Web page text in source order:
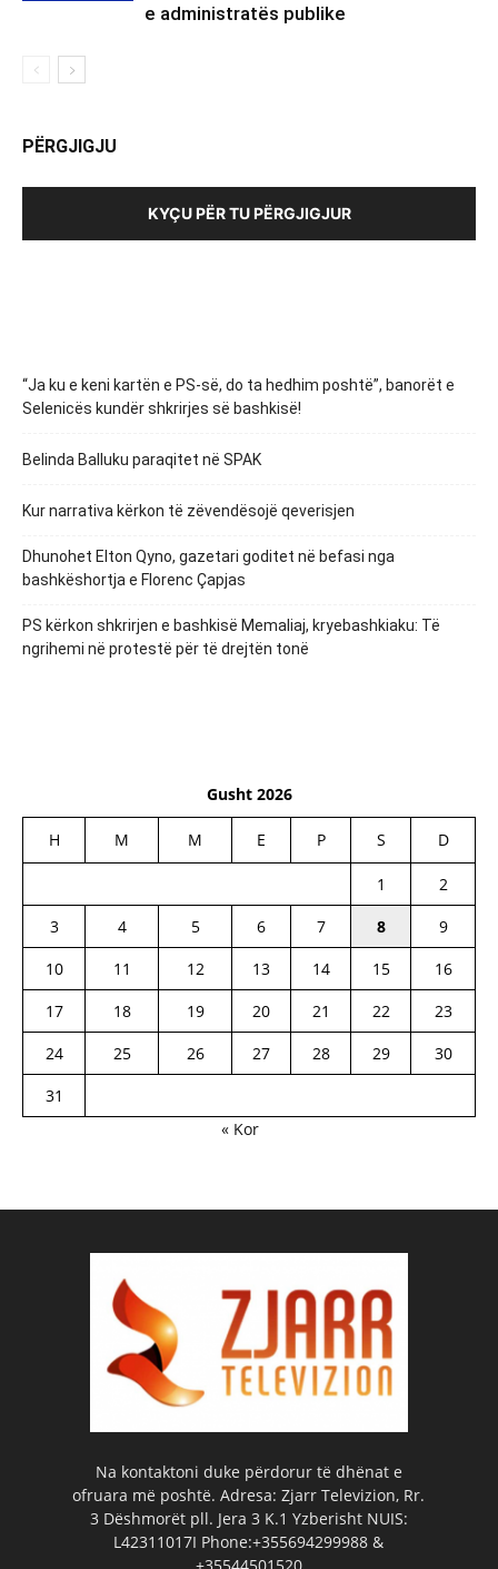
e administratës publike
PËRGJIGJU
KYÇU PËR TU PËRGJIGJUR
“Ja ku e keni kartën e PS-së, do ta hedhim poshtë”, banorët e
Selenicës kundër shkrirjes së bashkisë!
Belinda Balluku paraqitet në SPAK
Kur narrativa kërkon të zëvendësojë qeverisjen
Dhunohet Elton Qyno, gazetari goditet në befasi nga
bashkëshortja e Florenc Çapjas
PS kërkon shkrirjen e bashkisë Memaliaj, kryebashkiaku: Të
ngrihemi në protestë për të drejtën tonë
Gusht 2026
H M M E P S D
1
2
3
4 5 6 7 8
9
10
11 12 13 14 15
16
17
18 19 20 21 22
23
24
25 26 27 28 29
30
31
« Kor
Na kontaktoni duke përdorur të dhënat e
ofruara më poshtë. Adresa: Zjarr Televizion, Rr.
3 Dëshmorët pll. Jera 3 K.1 Yzberisht NUIS:
L42311017I Phone:+355694299988 &